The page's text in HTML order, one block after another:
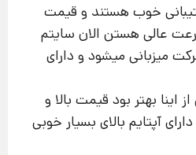
خوب هستند و قیمت
عالی هستن الان سایتم
میزبانی میشود و دارای
اینا بهتر بود قیمت بالا و
آپتایم بالای بسیار خوبی